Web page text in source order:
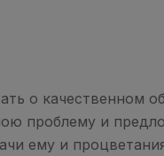
о качественном
проблему и
ему и